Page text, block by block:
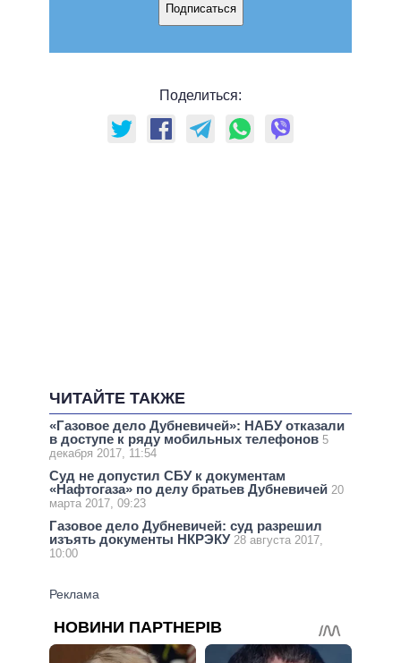
Подписаться
Поделиться:
ЧИТАЙТЕ ТАКЖЕ
«Газовое дело Дубневичей»: НАБУ отказали
в доступе к ряду мобильных телефонов 5
декабря 2017, 11:54
Суд не допустил СБУ к документам
«Нафтогаза» по делу братьев Дубневичей 20
марта 2017, 09:23
Газовое дело Дубневичей: суд разрешил
изъять документы НКРЭКУ 28 августа 2017,
10:00